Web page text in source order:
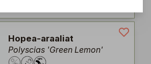
Hopea-araaliat
Polyscias 'Green Lemon'